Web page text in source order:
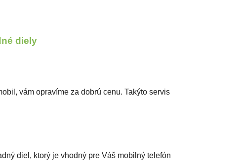
diely
vám opravíme za dobrú cenu. Takýto servis
diel, ktorý je vhodný pre Váš mobilný telefón